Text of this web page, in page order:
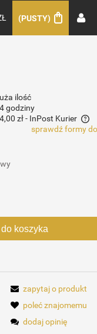
(PUSTY)
ilość
godziny
zł - InPost Kurier
kosztów
sprawdź formy
do koszyka
zapytaj o produkt
poleć znajomemu
dodaj opinię